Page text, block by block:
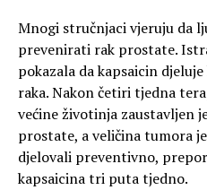
Mnogi stručnjaci vjeruju da
prevenirati rak prostate.
pokazala da kapsaicin
raka. Nakon četiri tjedna
većine životinja zaustavljen
prostate, a veličina tumora
djelovali preventivno,
kapsaicina tri puta tjedno.